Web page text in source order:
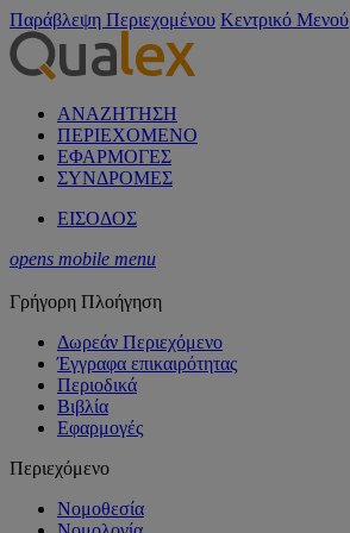
Παράβλεψη Περιεχομένου Κεντρικό Μενού
ΑΝΑΖΗΤΗΣΗ
ΠΕΡΙΕΧΟΜΕΝΟ
ΕΦΑΡΜΟΓΕΣ
ΣΥΝΔΡΟΜΕΣ
ΕΙΣΟΔΟΣ
opens mobile menu
Γρήγορη Πλοήγηση
Δωρεάν Περιεχόμενο
Έγγραφα επικαιρότητας
Περιοδικά
Βιβλία
Εφαρμογές
Περιεχόμενο
Νομοθεσία